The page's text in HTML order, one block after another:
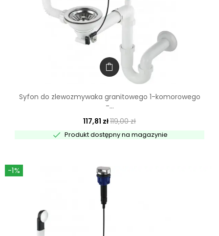
Syfon do zlewozmywaka granitowego 1-komorowego
-...
117,81 zł119,00 zł
 Produkt dostępny na magazynie
-1%